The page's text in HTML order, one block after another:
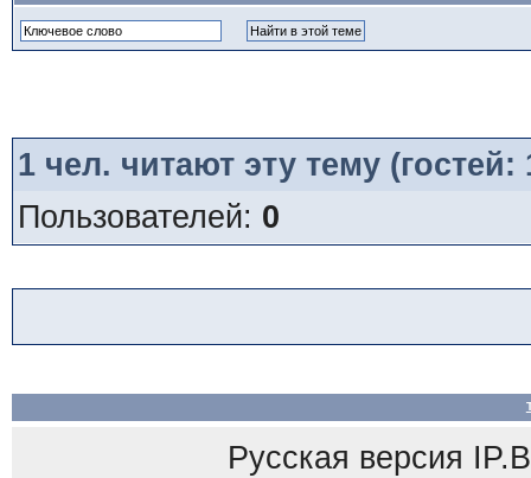
1чел. читают эту тему
Пользователей: 0
Русская версия